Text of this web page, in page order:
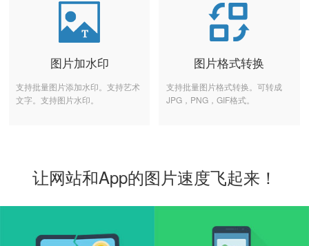
图片加水印
支持批量图片添加水印。支持艺术
文字。支持图片水印。
图片格式转换
支持批量图片格式转换。可转成
JPG，PNG，GIF格式。
让网站和App的图片速度飞起来！